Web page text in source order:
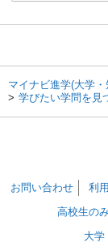
マイナビ進学(大学
学びたい学問を見
お問い合わせ 利
高校生の
大学